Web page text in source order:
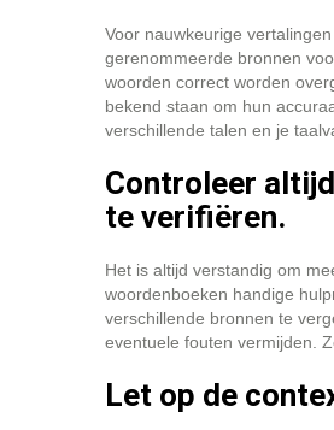
Voor nauwkeurige
gerenommeerde bronnen
woorden correct worden
bekend staan om hun
verschillende talen en je
Controleer
te verifiëren.
Het is altijd verstandig om
woordenboeken handige
verschillende bronnen te
eventuele fouten vermijden.
Let op de